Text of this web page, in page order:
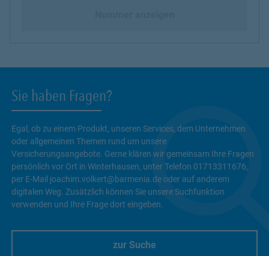
Sie haben Fragen?
Egal, ob zu einem Produkt, unseren Services, dem Unternehmen
oder allgemeinen Themen rund um unsere
Versicherungsangebote. Gerne klären wir gemeinsam Ihre Fragen
persönlich vor Ort in Winterhausen, unter Telefon 01713311676,
per E-Mail joachim.volkert@barmenia.de oder auf anderem
digitalen Weg. Zusätzlich können Sie unsere Suchfunktion
verwenden und Ihre Frage dort eingeben.
zur Suche